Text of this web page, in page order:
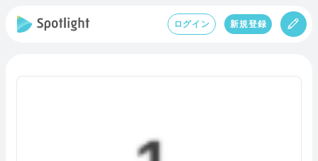
ログイン 新規登録